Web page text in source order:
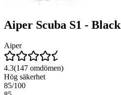
Aiper Scuba S1 - Black
Aiper
4.3(147 omdömen)
Hög säkerhet
85/100